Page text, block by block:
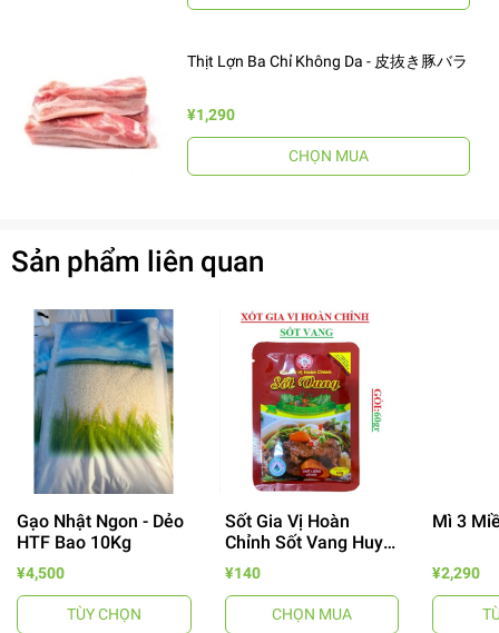
- 64%
Thịt Lợn Ba Chỉ Không Da - 皮抜き豚バラ
¥1,290
CHỌN MUA
Sản phẩm liên quan
Gạo Nhật Ngon - Dẻo
HTF Bao 10Kg
¥4,500
TÙY CHỌN
Sốt Gia Vị Hoàn
Chỉnh Sốt Vang Huy
Tuấn
¥140
CHỌN MUA
Mì 3
¥2,290